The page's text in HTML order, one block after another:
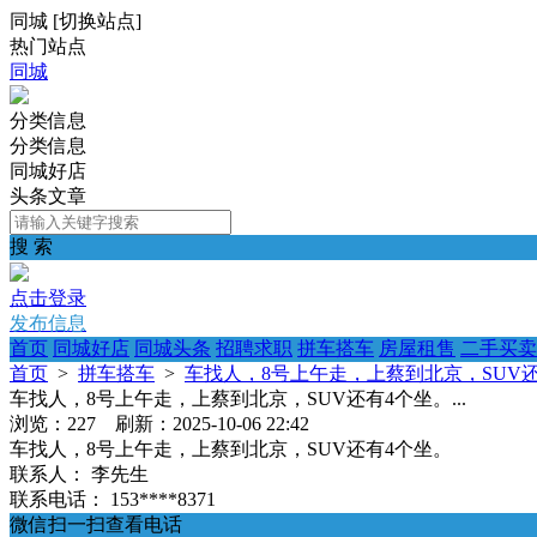
同城 [切换站点]
热门站点
同城
分类信息
分类信息
同城好店
头条文章
搜 索
点击登录
发布信息
首页 同城好店 同城头条 招聘求职 拼车搭车 房屋租售 二手买卖
首页 > 拼车搭车 > 车找人，8号上午走，上蔡到北京，SUV
车找人，8号上午走，上蔡到北京，SUV还有4个坐。...
浏览：227 刷新：2025-10-06 22:42
车找人，8号上午走，上蔡到北京，SUV还有4个坐。
联系人：
李先生
联系电话：
153****8371
微信扫一扫查看电话